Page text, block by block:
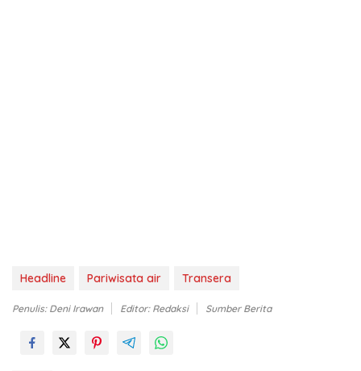
Headline Pariwisata air Transera
Penulis: Deni Irawan Editor: Redaksi Sumber Berita